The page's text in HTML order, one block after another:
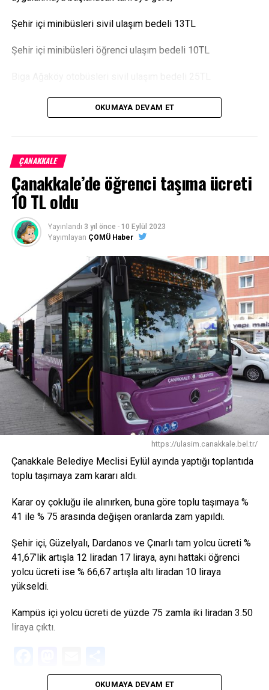
Şehir içi minibüsleri sivil ulaşım bedeli 13TL
Şehir içi minibüsleri öğrenci ulaşım bedeli 10TL
Biga Ağaköy otobüsleri öğrenci ulaşım bedeli 18TL olarak
belirlendi.
Facebook
Mastodon
EmailShare
OKUMAYA DEVAM ET
ÇANAKKALE
Çanakkale’de öğrenci taşıma ücreti
10 TL oldu
Yayınlandı 3 yıl önce - 10 Eylül 2023
Yayımlayan ÇOMÜ Haber
https://ulasim.canakkale.bel.tr/
Çanakkale Belediye Meclisi Eylül ayında yaptığı toplantıda
toplu taşımaya zam kararı aldı.
Karar oy çokluğu ile alınırken, buna göre toplu taşımaya %
41 ile % 75 arasında değişen oranlarda zam yapıldı.
Şehir içi, Güzelyalı, Dardanos ve Çınarlı tam yolcu ücreti %
41,67’lik artışla 12 liradan 17 liraya, aynı hattaki öğrenci
yolcu ücreti ise % 66,67 artışla altı liradan 10 liraya
yükseldi.
Kampüs içi yolcu ücreti de yüzde 75 zamla iki liradan 3.50
liraya çıktı.
OKUMAYA DEVAM ET